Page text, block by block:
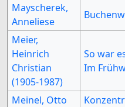
Mayscherek,
Anneliese
Meier,
Heinrich
Christian
(1905-1987)
So war
Im
Meinel, Otto